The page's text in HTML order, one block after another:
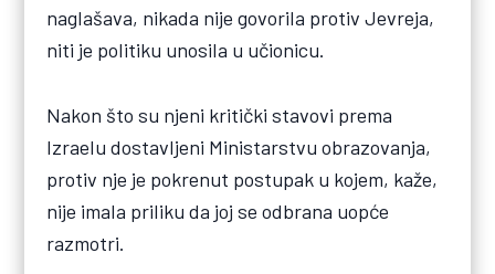
naglašava, nikada nije govorila protiv Jevreja,
niti je politiku unosila u učionicu.
Nakon što su njeni kritički stavovi prema
Izraelu dostavljeni Ministarstvu obrazovanja,
protiv nje je pokrenut postupak u kojem, kaže,
nije imala priliku da joj se odbrana uopće
razmotri.